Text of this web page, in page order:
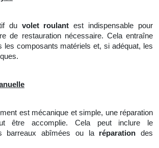
du volet roulant est indispensable pour
de restauration nécessaire. Cela entraîne
les composants matériels et, si adéquat, les
est mécanique et simple, une réparation
être accomplie. Cela peut inclure
le
barreaux abîmées ou
la réparation des